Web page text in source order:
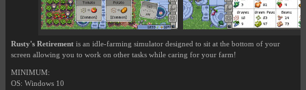
Rusty's Retirement is an idle-farming simulator designed to sit at the bottom of your
screen allowing you to work on other tasks while caring for your farm!
MINIMUM:
OS: Windows 10